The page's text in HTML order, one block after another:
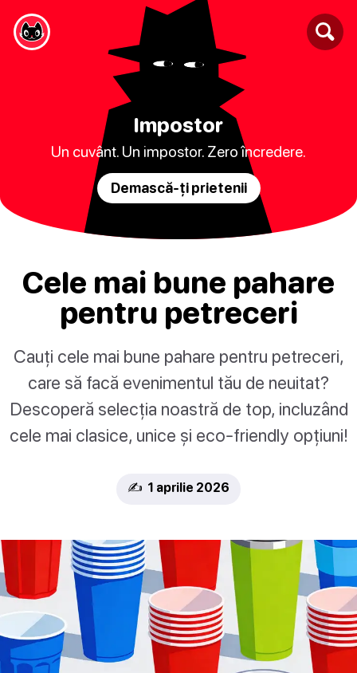
Impostor
Un cuvânt. Un impostor. Zero încredere.
Demască-ți prietenii
Cele mai bune pahare
pentru petreceri
Cauți cele mai bune pahare pentru petreceri,
care să facă evenimentul tău de neuitat?
Descoperă selecția noastră de top, incluzând
cele mai clasice, unice și eco-friendly opțiuni!
✍️ 1 aprilie 2026